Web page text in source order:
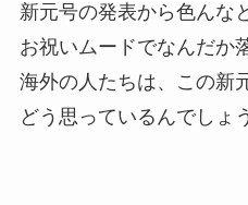
新元号の発表から色んな
お祝いムードでなんだか
海外の人たちは、この新
どう思っているんでしょ